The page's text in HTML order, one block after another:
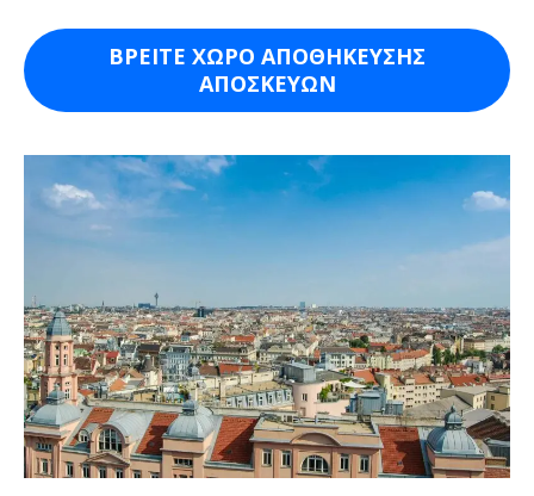
ΒΡΕΙΤΕ ΧΩΡΟ ΑΠΟΘΗΚΕΥΣΗΣ
ΑΠΟΣΚΕΥΩΝ